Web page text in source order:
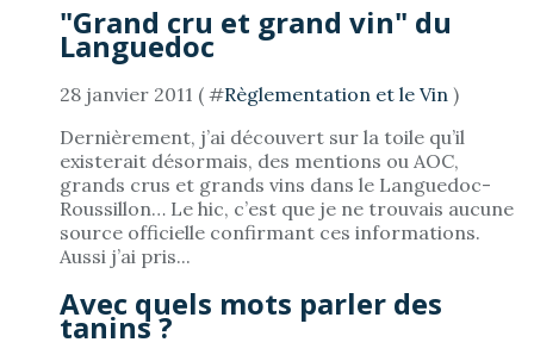
"Grand cru et grand vin" du
Languedoc
28 janvier 2011 ( #Règlementation et le Vin )
Dernièrement, j’ai découvert sur la toile qu’il
existerait désormais, des mentions ou AOC,
grands crus et grands vins dans le Languedoc-
Roussillon… Le hic, c’est que je ne trouvais aucune
source officielle confirmant ces informations.
Aussi j’ai pris...
Avec quels mots parler des
tanins ?